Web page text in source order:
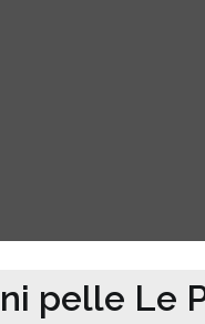
pelle Le